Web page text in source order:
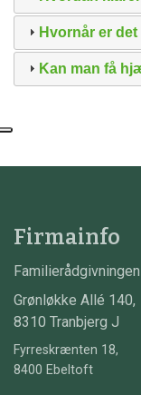
Hvornår er
Kan man få
Firmainfo
Familierådgivningen
Grønløkke Allé 140,
8310 Tranbjerg J
Fyrreskrænten 18,
8400 Ebeltoft